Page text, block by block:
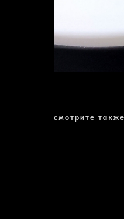
смотрите также